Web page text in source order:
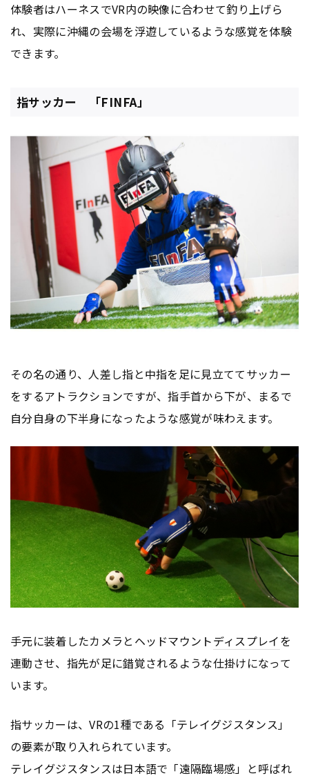
体験者はハーネスでVR内の映像に合わせて釣り上げら
れ、実際に沖縄の会場を浮遊しているような感覚を体験
できます。
指サッカー 「FINFA」
その名の通り、人差し指と中指を足に見立ててサッカー
をするアトラクションですが、指手首から下が、まるで
自分自身の下半身になったような感覚が味わえます。
手元に装着したカメラとヘッドマウントディスプレイを
連動させ、指先が足に錯覚されるような仕掛けになって
います。
指サッカーは、VRの1種である「テレイグジスタンス」
の要素が取り入れられています。
テレイグジスタンスは日本語で「遠隔臨場感」と呼ばれ